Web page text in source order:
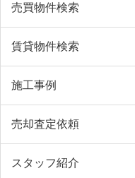
売買物件検索
賃貸物件検索
施工事例
売却査定依頼
スタッフ紹介